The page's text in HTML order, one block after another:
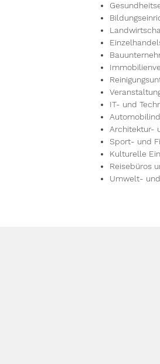
IT- und
Architektur-
Sport- und
Kulturelle
Reisebüros
Umwelt-